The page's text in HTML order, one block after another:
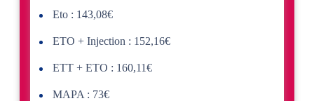
Eto : 143,08€
ETO + Injection : 152,16€
ETT + ETO : 160,11€
MAPA : 73€